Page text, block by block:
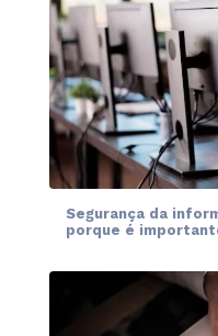
Segurança da
porque é